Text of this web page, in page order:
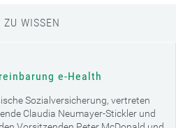
ZU WISSEN
e-Health
Sozialversicherung, vertreten
Claudia Neumayer-Stickler und